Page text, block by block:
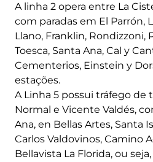
A linha 2 opera entre La
com paradas em El Parrón,
Llano, Franklin, Rondizzoni,
Toesca, Santa Ana, Cal y
Cementerios, Einstein y
estações.
A Linha 5 possui tráfego de
Normal e Vicente Valdés,
Ana, en Bellas Artes, Santa
Carlos Valdovinos, Camino
Bellavista La Florida, ou